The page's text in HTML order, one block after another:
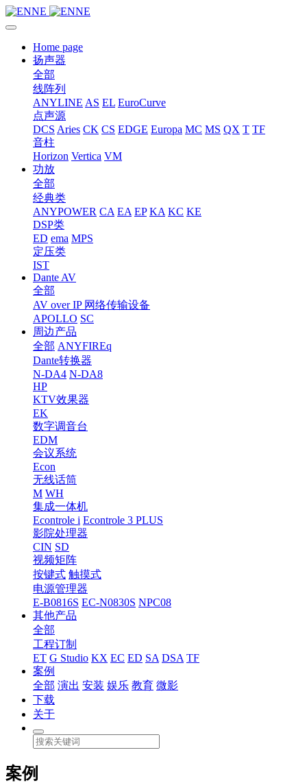
Home page
扬声器
全部
线阵列
ANYLINE AS EL EuroCurve
点声源
DCS Aries CK CS EDGE Europa MC MS QX T TF
音柱
Horizon Vertica VM
功放
全部
经典类
ANYPOWER CA EA EP KA KC KE
DSP类
ED ema MPS
定压类
IST
Dante AV
全部
AV over IP 网络传输设备
APOLLO SC
周边产品
全部 ANYFIREq
Dante转换器
N-DA4 N-DA8
HP
KTV效果器
EK
数字调音台
EDM
会议系统
Econ
无线话筒
M WH
集成一体机
Econtrole i Econtrole 3 PLUS
影院处理器
CIN SD
视频矩阵
按键式 触摸式
电源管理器
E-B0816S EC-N0830S NPC08
其他产品
全部
工程订制
ET G Studio KX EC ED SA DSA TF
案例
全部 演出 安装 娱乐 教育 微影
下载
关于
案例